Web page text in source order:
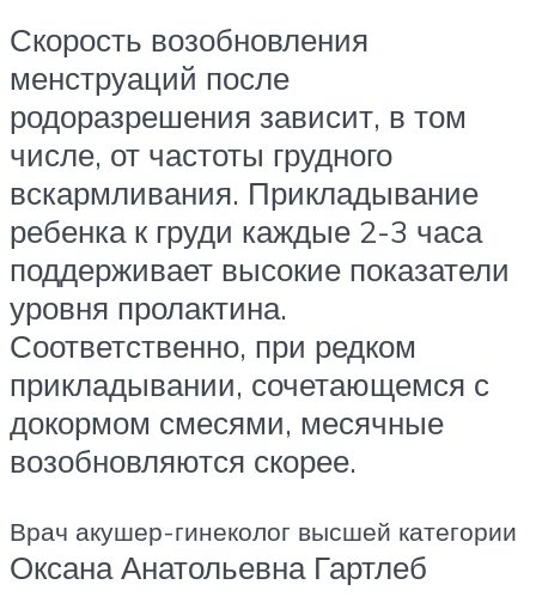
Скорость возобновления
менструаций после
родоразрешения зависит, в том
числе, от частоты грудного
вскармливания. Прикладывание
ребенка к груди каждые 2-3 часа
поддерживает высокие показатели
уровня пролактина.
Соответственно, при редком
прикладывании, сочетающемся с
докормом смесями, месячные
возобновляются скорее.
Врач акушер-гинеколог высшей категории
Оксана Анатольевна Гартлеб